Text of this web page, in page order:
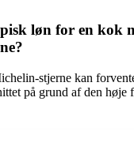
løn for en kok
stjerne kan
på grund af den høje